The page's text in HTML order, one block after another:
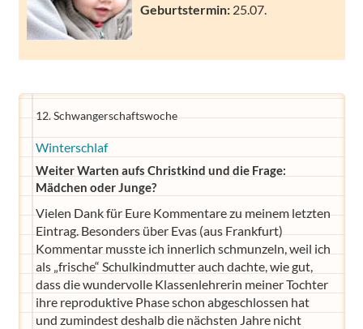
Geburtstermin: 25.07.
12. Schwangerschaftswoche
Winterschlaf
Weiter Warten aufs Christkind und die Frage:
Mädchen oder Junge?
Vielen Dank für Eure Kommentare zu meinem letzten
Eintrag. Besonders über Evas (aus Frankfurt)
Kommentar musste ich innerlich schmunzeln, weil ich
als „frische“ Schulkindmutter auch dachte, wie gut,
dass die wundervolle Klassenlehrerin meiner Tochter
ihre reproduktive Phase schon abgeschlossen hat
und zumindest deshalb die nächsten Jahre nicht